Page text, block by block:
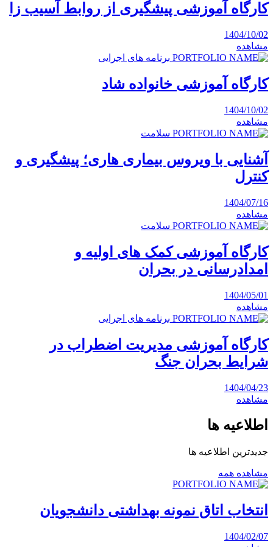
کارگاه آموزشی پیشگیری از روابط آسیب زا
1404/10/02
مشاهده
برنامه های اجرایی
کارگاه آموزشی خانواده شاد
1404/10/02
مشاهده
سلامت
آشنایی با ویروس بیماری هاری؛ پیشگیری و
کنترل
1404/07/16
مشاهده
سلامت
کارگاه آموزشی کمک های اولیه و
امدادرسانی در بحران
1404/05/01
مشاهده
برنامه های اجرایی
کارگاه آموزشی مدیریت اضطراب در
شرایط بحران جنگ
1404/04/23
مشاهده
اطلاعیه ها
جدیدترین اطلاعیه ها
مشاهده همه
انتخاب اتاق نمونه بهداشتی دانشجویان
1404/02/07